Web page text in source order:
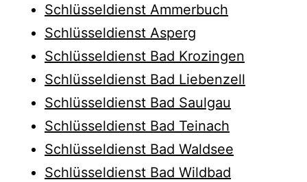
Schlüsseldienst Ammerbuch
Schlüsseldienst Asperg
Schlüsseldienst Bad Krozingen
Schlüsseldienst Bad Liebenzell
Schlüsseldienst Bad Saulgau
Schlüsseldienst Bad Teinach
Schlüsseldienst Bad Waldsee
Schlüsseldienst Bad Wildbad